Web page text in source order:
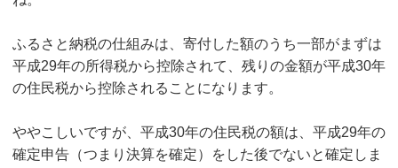
ふるさと納税の仕組みは、寄付した額のうち一部がまずは
平成29年の所得税から控除されて、残りの金額が平成30年
の住民税から控除されることになります。
ややこしいですが、平成30年の住民税の額は、平成29年の
確定申告（つまり決算を確定）をした後でないと確定しま